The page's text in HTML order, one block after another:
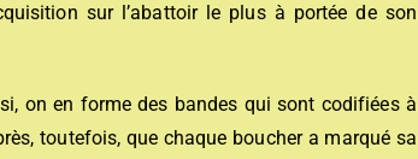
sur l’abattoir le plus à portée de son
on en forme des bandes qui sont codifiées à
toutefois, que chaque boucher a marqué sa